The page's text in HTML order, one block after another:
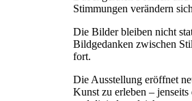
Stimmungen verändern
Die Bilder bleiben nicht
Bildgedanken zwischen
fort.
Die Ausstellung eröffnet
Kunst zu erleben –